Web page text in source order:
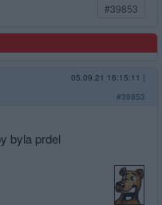
#39853
05.09.21 16:15:11 |
#39853
byla prdel